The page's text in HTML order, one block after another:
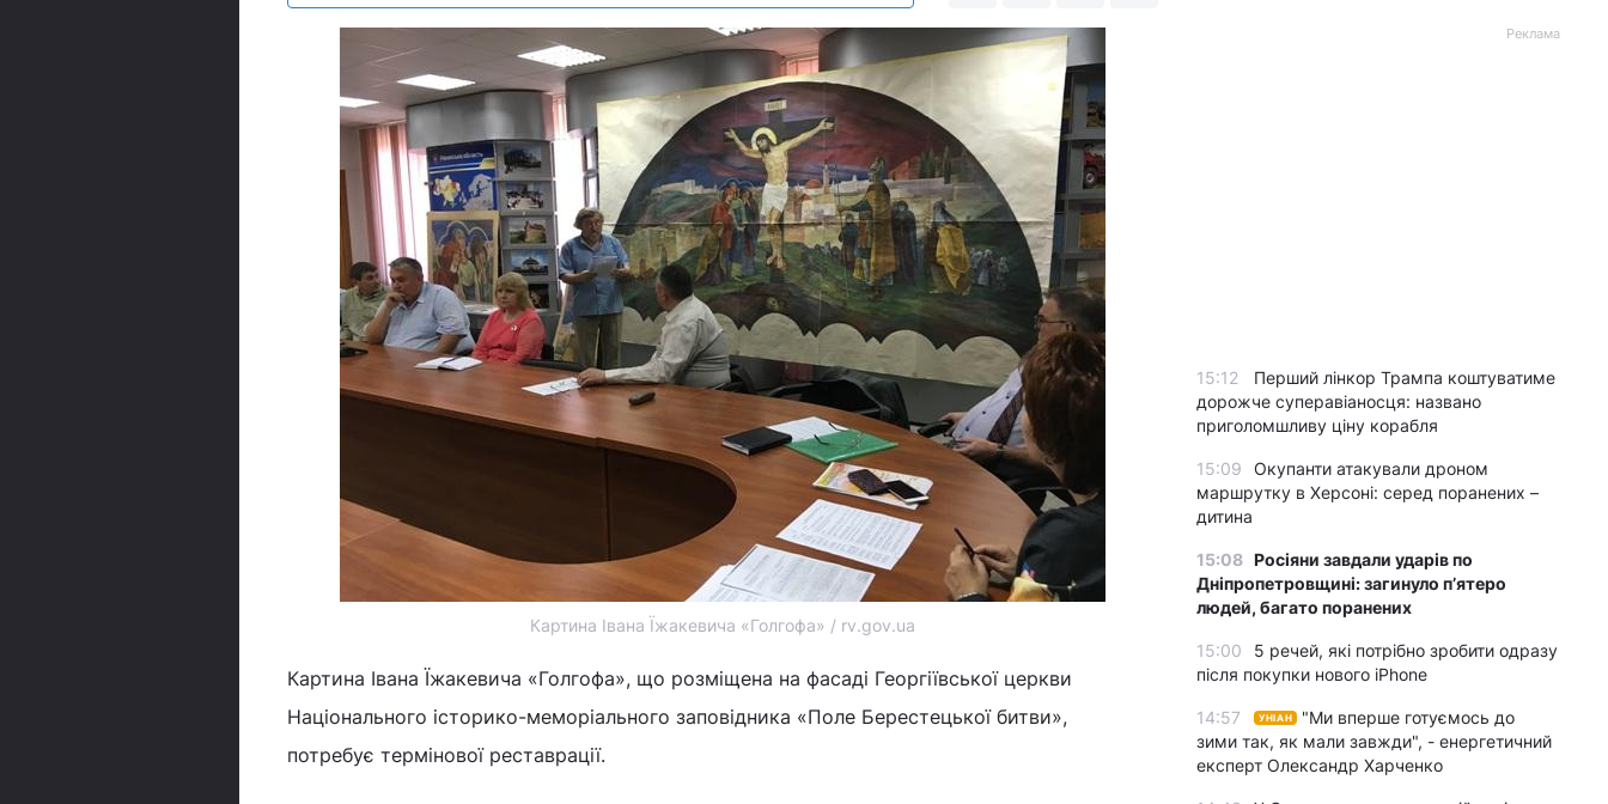
Картина Івана Їжакевича «Голгофа» / rv.gov.ua
Картина Івана Їжакевича «Голгофа», що розміщена на фасаді Георгіївської церкви
Національного історико-меморіального заповідника «Поле Берестецької битви»,
потребує термінової реставрації.
Реклама
15:12
Перший лінкор Трампа коштуватиме
дорожче суперавіаносця: названо
приголомшливу ціну корабля
15:09
Окупанти атакували дроном
маршрутку в Херсоні: серед поранених –
дитина
15:08 Росіяни завдали ударів по
Дніпропетровщині: загинуло пʼятеро
людей, багато поранених
15:00
5 речей, які потрібно зробити одразу
після покупки нового iPhone
14:57 УНІАН
"Ми вперше готуємось до
зими так, як мали завжди", - енергетичний
експерт Олександр Харченко